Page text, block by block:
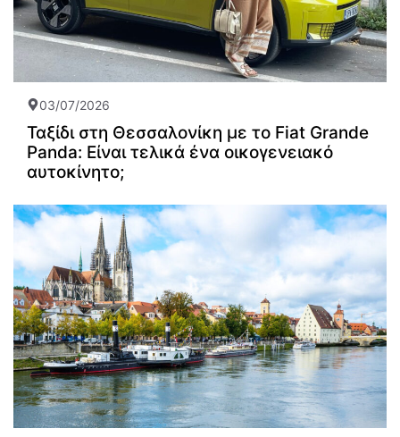
03/07/2026
Ταξίδι στη Θεσσαλονίκη με το Fiat Grande
Panda: Είναι τελικά ένα οικογενειακό
αυτοκίνητο;